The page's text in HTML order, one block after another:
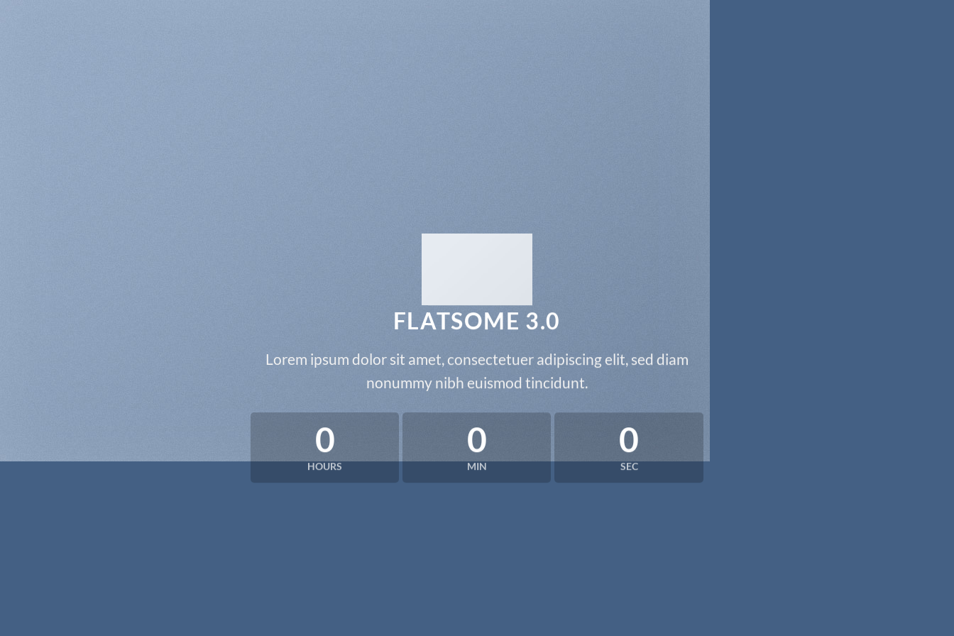
FLATSOME 3.0
Lorem ipsum dolor sit amet, consectetuer adipiscing elit, sed diam
nonummy nibh euismod tincidunt.
0
HOURS
0
MIN
0
SEC